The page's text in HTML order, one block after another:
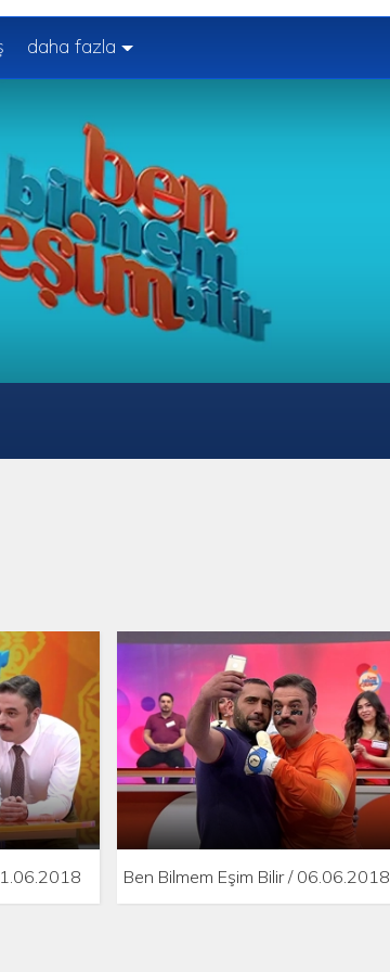
daha fazla
Ben Bilmem Eşim Bilir / 06.06.2018